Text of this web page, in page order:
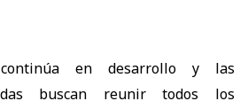
en desarrollo y las
buscan reunir todos los